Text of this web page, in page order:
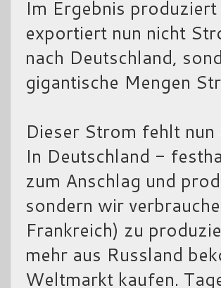
Im Ergebnis
exportiert nun nicht
nach Deutschland,
gigantische Mengen
Dieser Strom fehlt
In Deutschland -
zum Anschlag und
sondern wir
Frankreich) zu
mehr aus Russland
Weltmarkt kaufen.